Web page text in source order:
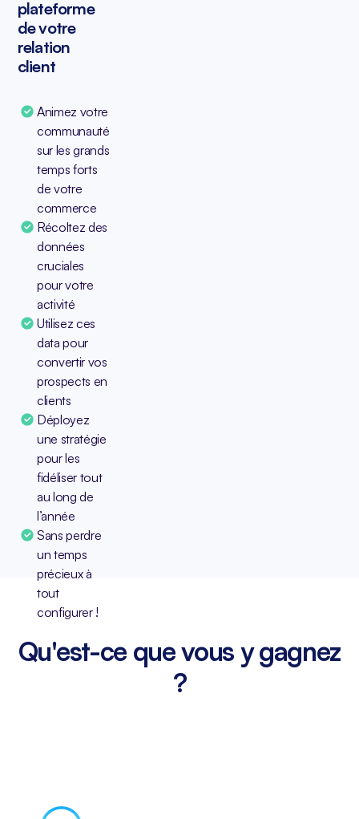
plateforme
de votre
relation
client
Animez votre
communauté
sur les grands
temps forts
de votre
commerce
Récoltez des
données
cruciales
pour votre
activité
Utilisez ces
data pour
convertir vos
prospects en
clients
Déployez
une stratégie
pour les
fidéliser tout
au long de
l’année
Sans perdre
un temps
précieux à
tout
configurer !
Qu'est-ce que vous y gagnez
?